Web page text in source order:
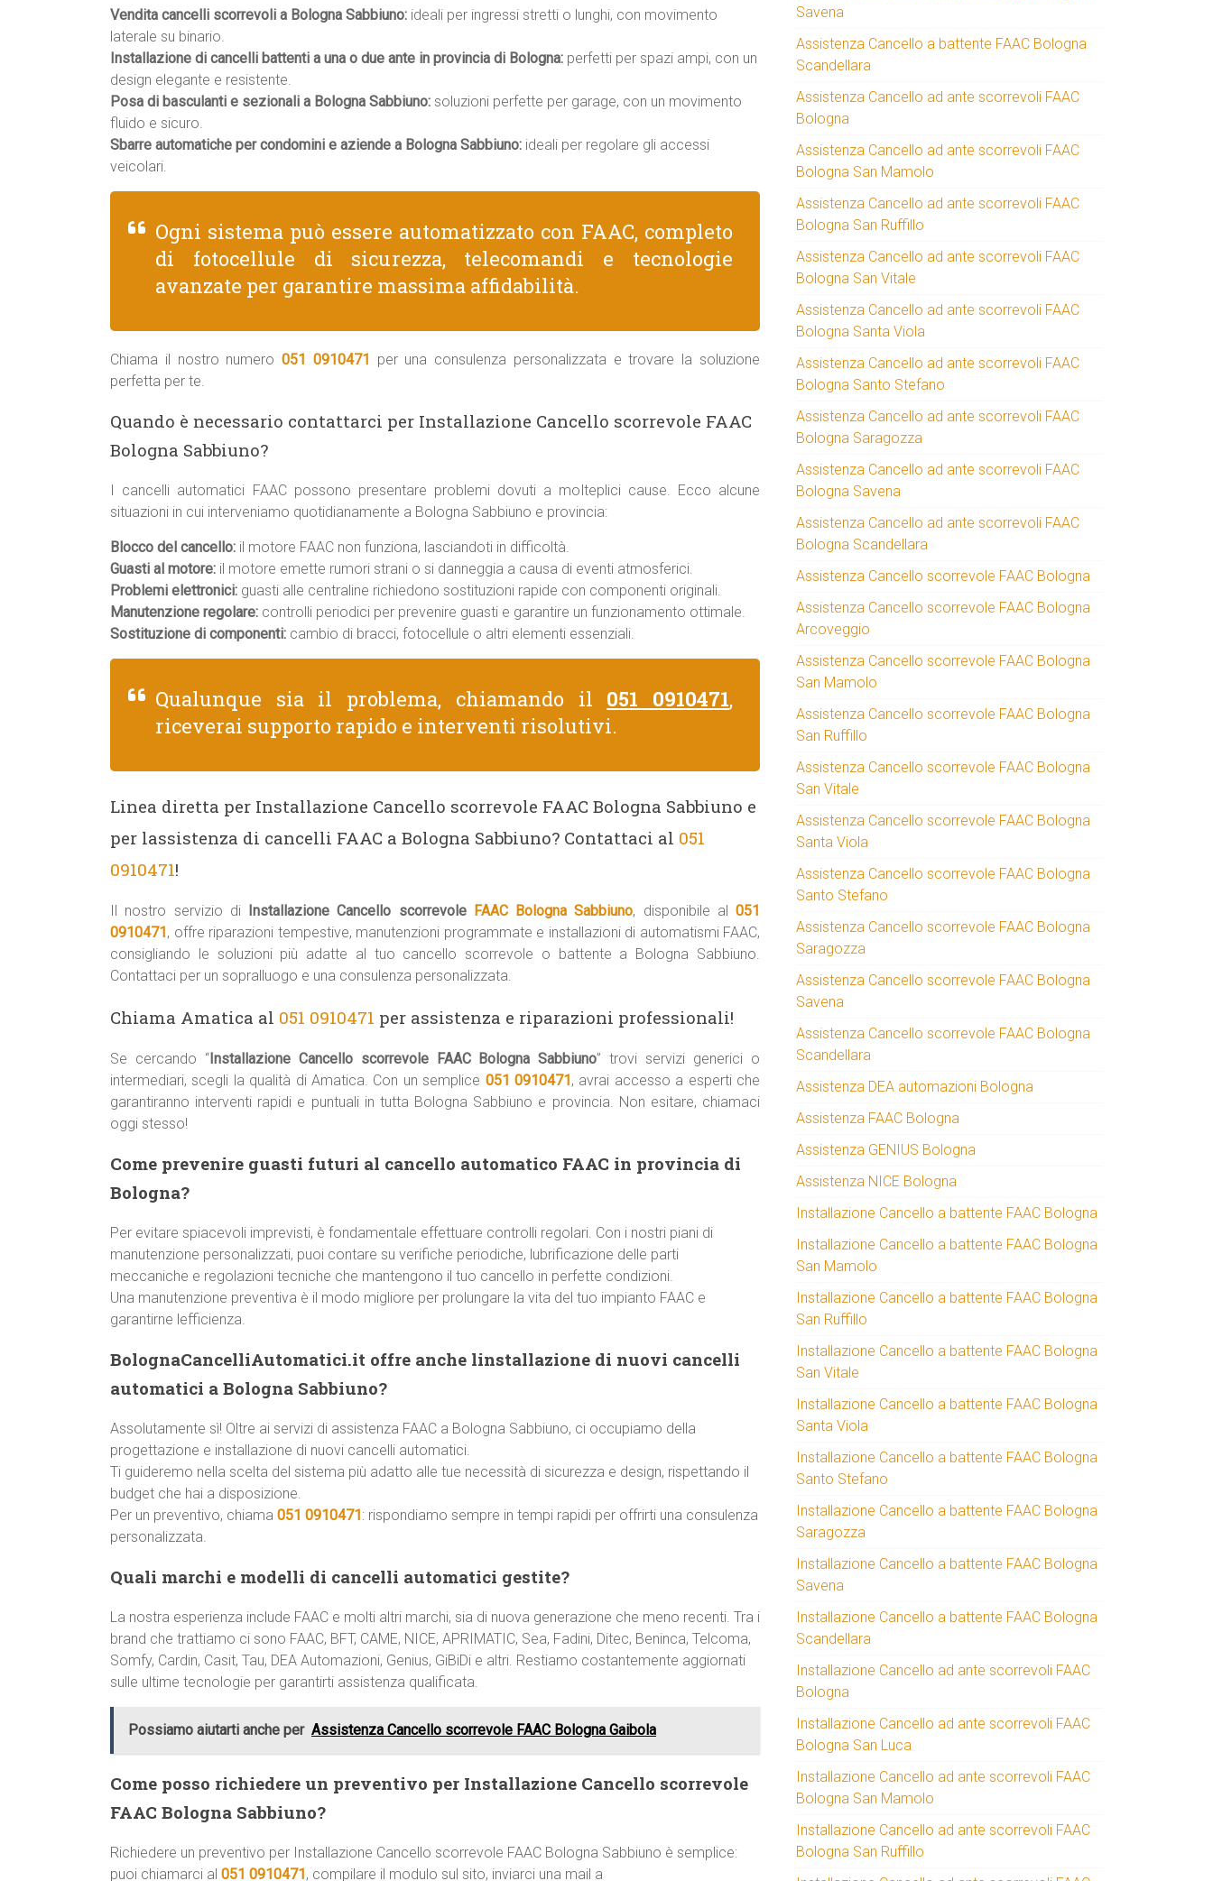
Vendita cancelli scorrevoli a Bologna Sabbiuno: ideali per ingressi stretti o lunghi, con movimento
laterale su binario.
Installazione di cancelli battenti a una o due ante in provincia di Bologna: perfetti per spazi ampi, con un
design elegante e resistente.
Posa di basculanti e sezionali a Bologna Sabbiuno: soluzioni perfette per garage, con un movimento
fluido e sicuro.
Sbarre automatiche per condomini e aziende a Bologna Sabbiuno: ideali per regolare gli accessi
veicolari.
Ogni sistema può essere automatizzato con FAAC, completo
di fotocellule di sicurezza, telecomandi e tecnologie
avanzate per garantire massima affidabilità.
Chiama il nostro numero051 0910471 per una consulenza personalizzata e trovare la soluzione
perfetta per te.
Quando è necessario contattarci per Installazione Cancello scorrevole FAAC
Bologna Sabbiuno?
I cancelli automatici FAAC possono presentare problemi dovuti a molteplici cause. Ecco alcune
situazioni in cui interveniamo quotidianamente a Bologna Sabbiuno e provincia:
Blocco del cancello: il motore FAAC non funziona, lasciandoti in difficoltà.
Guasti al motore: il motore emette rumori strani o si danneggia a causa di eventi atmosferici.
Problemi elettronici: guasti alle centraline richiedono sostituzioni rapide con componenti originali.
Manutenzione regolare: controlli periodici per prevenire guasti e garantire un funzionamento ottimale.
Sostituzione di componenti: cambio di bracci, fotocellule o altri elementi essenziali.
Qualunque sia il problema, chiamando il 051 0910471,
riceverai supporto rapido e interventi risolutivi.
Linea diretta per Installazione Cancello scorrevole FAAC Bologna Sabbiuno e
per lassistenza di cancelli FAAC a Bologna Sabbiuno? Contattaci al 051
0910471!
Il nostro servizio di Installazione Cancello scorrevole FAAC Bologna Sabbiuno, disponibile al 051
0910471, offre riparazioni tempestive, manutenzioni programmate e installazioni di automatismi FAAC,
consigliando le soluzioni più adatte al tuo cancello scorrevole o battente a Bologna Sabbiuno.
Contattaci per un sopralluogo e una consulenza personalizzata.
Chiama Amatica al 051 0910471 per assistenza e riparazioni professionali!
Se cercando “Installazione Cancello scorrevole FAAC Bologna Sabbiuno” trovi servizi generici o
intermediari, scegli la qualità di Amatica. Con un semplice 051 0910471, avrai accesso a esperti che
garantiranno interventi rapidi e puntuali in tutta Bologna Sabbiuno e provincia. Non esitare, chiamaci
oggi stesso!
Come prevenire guasti futuri al cancello automatico FAAC in provincia di
Bologna?
Per evitare spiacevoli imprevisti, è fondamentale effettuare controlli regolari. Con i nostri piani di
manutenzione personalizzati, puoi contare su verifiche periodiche, lubrificazione delle parti
meccaniche e regolazioni tecniche che mantengono il tuo cancello in perfette condizioni.
Una manutenzione preventiva è il modo migliore per prolungare la vita del tuo impianto FAAC e
garantirne lefficienza.
BolognaCancelliAutomatici.it offre anche linstallazione di nuovi cancelli
automatici a Bologna Sabbiuno?
Assolutamente sì! Oltre ai servizi di assistenza FAAC a Bologna Sabbiuno, ci occupiamo della
progettazione e installazione di nuovi cancelli automatici.
Ti guideremo nella scelta del sistema più adatto alle tue necessità di sicurezza e design, rispettando il
budget che hai a disposizione.
Per un preventivo, chiama 051 0910471: rispondiamo sempre in tempi rapidi per offrirti una consulenza
personalizzata.
Quali marchi e modelli di cancelli automatici gestite?
La nostra esperienza include FAAC e molti altri marchi, sia di nuova generazione che meno recenti. Tra i
brand che trattiamo ci sono FAAC, BFT, CAME, NICE, APRIMATIC, Sea, Fadini, Ditec, Beninca, Telcoma,
Somfy, Cardin, Casit, Tau, DEA Automazioni, Genius, GiBiDi e altri. Restiamo costantemente aggiornati
sulle ultime tecnologie per garantirti assistenza qualificata.
Possiamo aiutarti anche per Assistenza Cancello scorrevole FAAC Bologna Gaibola
Come posso richiedere un preventivo per Installazione Cancello scorrevole
FAAC Bologna Sabbiuno?
Richiedere un preventivo per Installazione Cancello scorrevole FAAC Bologna Sabbiuno è semplice:
puoi chiamarci al 051 0910471, compilare il modulo sul sito, inviarci una mail a
Savena
Assistenza Cancello a battente FAAC Bologna
Scandellara
Assistenza Cancello ad ante scorrevoli FAAC
Bologna
Assistenza Cancello ad ante scorrevoli FAAC
Bologna San Mamolo
Assistenza Cancello ad ante scorrevoli FAAC
Bologna San Ruffillo
Assistenza Cancello ad ante scorrevoli FAAC
Bologna San Vitale
Assistenza Cancello ad ante scorrevoli FAAC
Bologna Santa Viola
Assistenza Cancello ad ante scorrevoli FAAC
Bologna Santo Stefano
Assistenza Cancello ad ante scorrevoli FAAC
Bologna Saragozza
Assistenza Cancello ad ante scorrevoli FAAC
Bologna Savena
Assistenza Cancello ad ante scorrevoli FAAC
Bologna Scandellara
Assistenza Cancello scorrevole FAAC Bologna
Assistenza Cancello scorrevole FAAC Bologna
Arcoveggio
Assistenza Cancello scorrevole FAAC Bologna
San Mamolo
Assistenza Cancello scorrevole FAAC Bologna
San Ruffillo
Assistenza Cancello scorrevole FAAC Bologna
San Vitale
Assistenza Cancello scorrevole FAAC Bologna
Santa Viola
Assistenza Cancello scorrevole FAAC Bologna
Santo Stefano
Assistenza Cancello scorrevole FAAC Bologna
Saragozza
Assistenza Cancello scorrevole FAAC Bologna
Savena
Assistenza Cancello scorrevole FAAC Bologna
Scandellara
Assistenza DEA automazioni Bologna
Assistenza FAAC Bologna
Assistenza GENIUS Bologna
Assistenza NICE Bologna
Installazione Cancello a battente FAAC Bologna
Installazione Cancello a battente FAAC Bologna
San Mamolo
Installazione Cancello a battente FAAC Bologna
San Ruffillo
Installazione Cancello a battente FAAC Bologna
San Vitale
Installazione Cancello a battente FAAC Bologna
Santa Viola
Installazione Cancello a battente FAAC Bologna
Santo Stefano
Installazione Cancello a battente FAAC Bologna
Saragozza
Installazione Cancello a battente FAAC Bologna
Savena
Installazione Cancello a battente FAAC Bologna
Scandellara
Installazione Cancello ad ante scorrevoli FAAC
Bologna
Installazione Cancello ad ante scorrevoli FAAC
Bologna San Luca
Installazione Cancello ad ante scorrevoli FAAC
Bologna San Mamolo
Installazione Cancello ad ante scorrevoli FAAC
Bologna San Ruffillo